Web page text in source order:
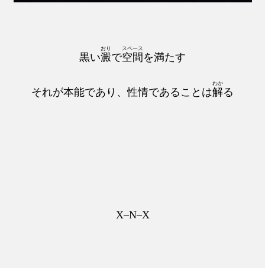
黒い澱
おり
で空間
スペース
を満たす
それが本能であり、性情であることは解
わか
る
X–N–X